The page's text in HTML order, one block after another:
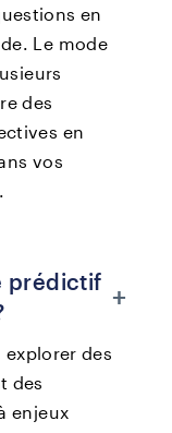
en
Le mode
des
en
vos
prédictif +
des
des
enjeux